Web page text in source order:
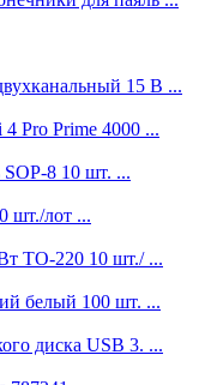
15 В ...
Pro Prime 4000 ...
8 10 шт. ...
шт./лот ...
TO-220 10 шт./ ...
белый 100 шт. ...
диска USB 3. ...